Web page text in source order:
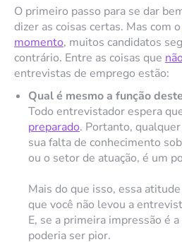
O primeiro passo para se dar
dizer as coisas certas. Mas com o
momento, muitos candidatos
contrário. Entre as coisas que
entrevistas de emprego estão:
Qual é mesmo a função
Todo entrevistador espera
preparado. Portanto,
sua falta de conhecimento
ou o setor de atuação, é um
Mais do que isso, essa
que você não levou a
E, se a primeira impressão é
poderia ser pior.